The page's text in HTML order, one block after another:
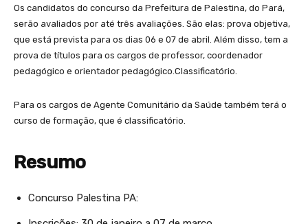
Os candidatos do concurso da Prefeitura de Palestina, do Pará,
serão avaliados por até três avaliações. São elas: prova objetiva,
que está prevista para os dias 06 e 07 de abril. Além disso, tem a
prova de títulos para os cargos de professor, coordenador
pedagógico e orientador pedagógico.Classificatório.
Para os cargos de Agente Comunitário da Saúde também terá o
curso de formação, que é classificatório.
Resumo
Concurso Palestina PA: